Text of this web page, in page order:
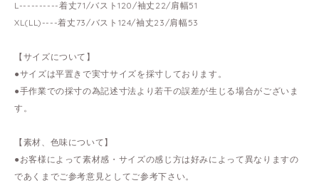
L----------着丈71/バスト120/袖丈22/肩幅51
XL(LL)----着丈73/バスト124/袖丈23/肩幅53
【サイズについて】
●サイズは平置きで実寸サイズを採寸しております。
●手作業での採寸の為記述寸法より若干の誤差が生じる場合がございま
す。
【素材、色味について】
●お客様によって素材感・サイズの感じ方は好みによって異なりますの
であくまでご参考意見としてご参考下さい。